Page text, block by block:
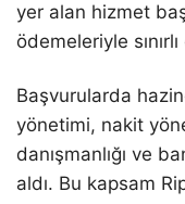
yer alan hizmet
ödemeleriyle
Başvurularda
yönetimi, nakit
danışmanlığı ve
aldı. Bu kapsam